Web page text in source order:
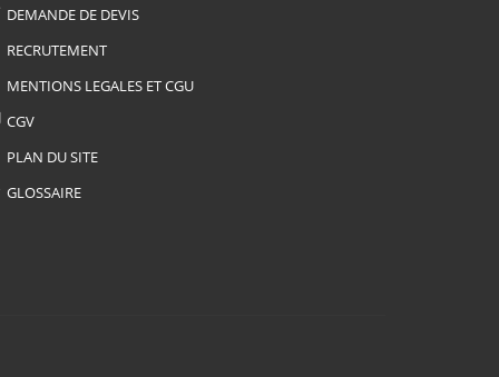
DEMANDE DE DEVIS
RECRUTEMENT
MENTIONS LEGALES ET CGU
CGV
PLAN DU SITE
GLOSSAIRE